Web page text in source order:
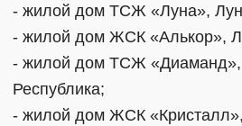
- жилой дом ТСЖ «Луна»,
- жилой дом ЖСК «Алькор»,
- жилой дом ТСЖ «Диаманд»,
Республика;
- жилой дом ЖСК